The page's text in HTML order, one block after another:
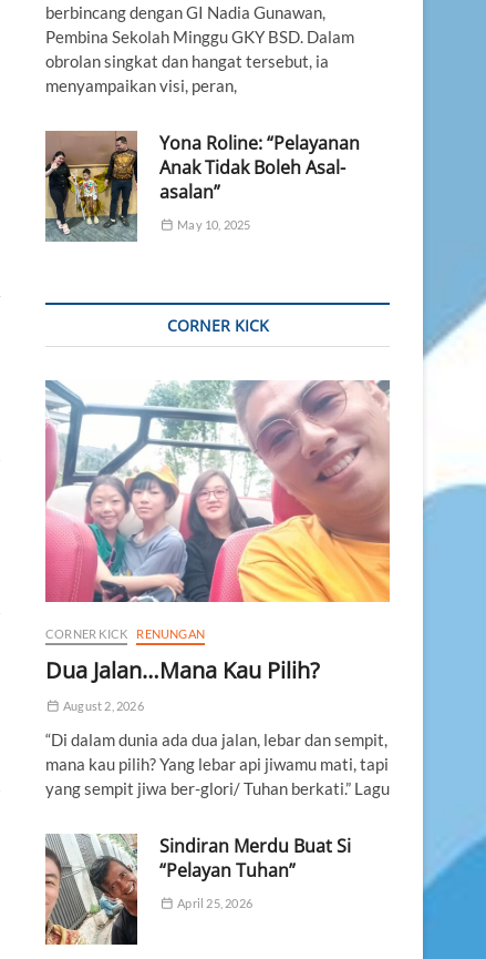
berbincang dengan GI Nadia Gunawan,
Pembina Sekolah Minggu GKY BSD. Dalam
obrolan singkat dan hangat tersebut, ia
menyampaikan visi, peran,
Yona Roline: “Pelayanan
Anak Tidak Boleh Asal-
asalan”
May 10, 2025
CORNER KICK
CORNER KICK RENUNGAN
Dua Jalan…Mana Kau Pilih?
August 2, 2026
“Di dalam dunia ada dua jalan, lebar dan sempit,
mana kau pilih? Yang lebar api jiwamu mati, tapi
yang sempit jiwa ber-glori/ Tuhan berkati.” Lagu
Sindiran Merdu Buat Si
“Pelayan Tuhan”
April 25, 2026